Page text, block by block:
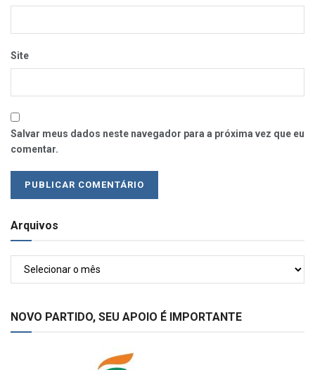
Site
Salvar meus dados neste navegador para a próxima vez que eu
comentar.
Arquivos
NOVO PARTIDO, SEU APOIO É IMPORTANTE